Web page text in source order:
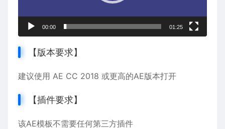
00:00 01:25
【版本要求】
建议使用 AE CC 2018 或更高的AE版本打开
【插件要求】
该AE模板不需要任何第三方插件